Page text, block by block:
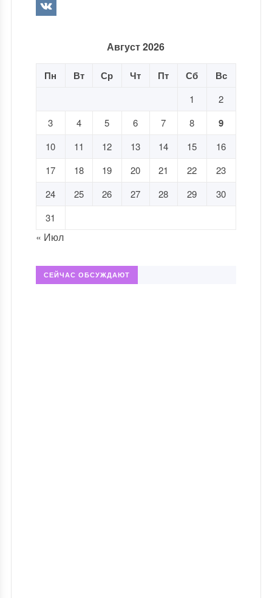
Август 2026
Пн Вт Ср Чт Пт Сб Вс
1
2
3
4 5 6 7 8 9
10 11 12 13 14 15
16
17
18 19 20 21 22
23
24
25 26 27 28 29
30
31
« Июл
СЕЙЧАС ОБСУЖДАЮТ